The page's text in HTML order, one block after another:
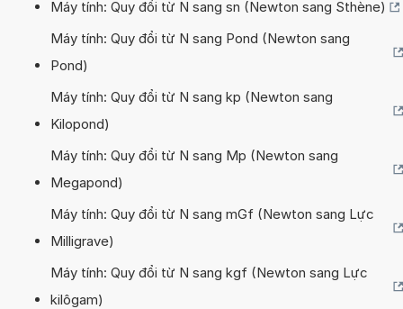
Máy tính: Quy đổi từ N sang sn (Newton sang Sthène)
Máy tính: Quy đổi từ N sang Pond (Newton sang
Pond)
Máy tính: Quy đổi từ N sang kp (Newton sang
Kilopond)
Máy tính: Quy đổi từ N sang Mp (Newton sang
Megapond)
Máy tính: Quy đổi từ N sang mGf (Newton sang Lực
Milligrave)
Máy tính: Quy đổi từ N sang kgf (Newton sang Lực
kilôgam)